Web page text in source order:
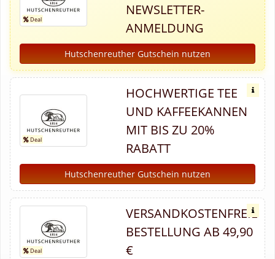
NEWSLETTER-
ANMELDUNG
Hutschenreuther Gutschein nutzen
HOCHWERTIGE TEE
UND KAFFEEKANNEN
MIT BIS ZU 20%
RABATT
Hutschenreuther Gutschein nutzen
VERSANDKOSTENFREIE
BESTELLUNG AB 49,90
€